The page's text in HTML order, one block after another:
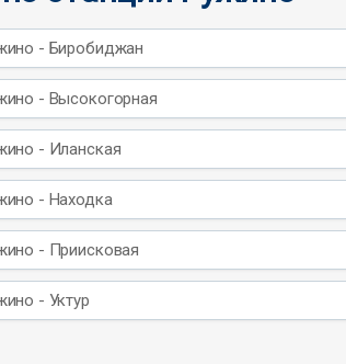
- Биробиджан
- Высокогорная
- Иланская
- Находка
- Приисковая
- Уктур